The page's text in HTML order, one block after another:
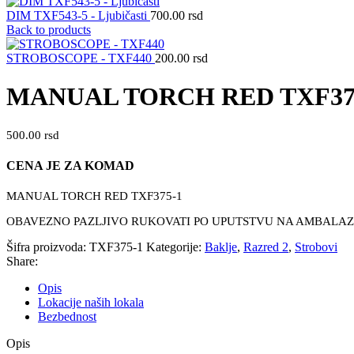
DIM TXF543-5 - Ljubičasti 700.00 rsd
Back to products
STROBOSCOPE - TXF440 200.00 rsd
MANUAL TORCH RED
500.00 rsd
CENA JE ZA KOMAD
MANUAL TORCH RED TXF375-1
OBAVEZNO PAZLJIVO RUKOVATI PO UPUTSTVU NA
Šifra proizvoda: TXF375-1 Kategorije: Baklje, Razred 2, Strobovi
Share:
Opis
Lokacije naših lokala
Bezbednost
Opis